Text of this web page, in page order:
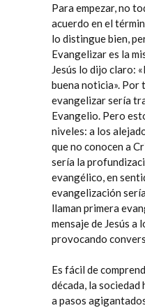
Para empezar, no
acuerdo en el
lo distingue bien,
Evangelizar es la
Jesús lo dijo claro:
buena noticia». Por
evangelizar sería
Evangelio. Pero
niveles: a los
que no conocen a
sería la
evangélico, en
evangelización
llaman primera
mensaje de Jesús a
provocando
Es fácil de
década, la sociedad
a pasos